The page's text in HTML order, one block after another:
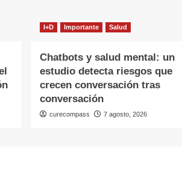
I+D Importante Salud
Chatbots y salud mental: un
estudio detecta riesgos que
crecen conversación tras
conversación
curecompass 7 agosto, 2026